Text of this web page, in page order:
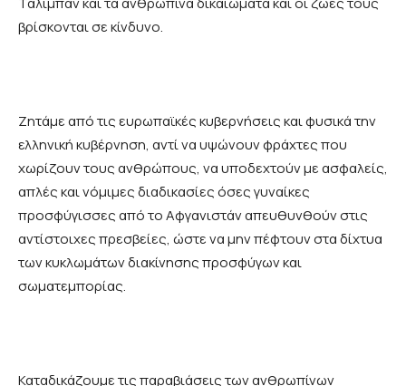
βρίσκονται σε κίνδυνο.
Ζητάμε από τις ευρωπαϊκές κυβερνήσεις και φυσικά την
ελληνική κυβέρνηση, αντί να υψώνουν φράχτες που
χωρίζουν τους ανθρώπους, να υποδεχτούν με ασφαλείς,
απλές και νόμιμες διαδικασίες όσες γυναίκες
προσφύγισσες από το Αφγανιστάν απευθυνθούν στις
αντίστοιχες πρεσβείες, ώστε να μην πέφτουν στα δίχτυα
των κυκλωμάτων διακίνησης προσφύγων και
σωματεμπορίας.
Καταδικάζουμε τις παραβιάσεις των ανθρωπίνων